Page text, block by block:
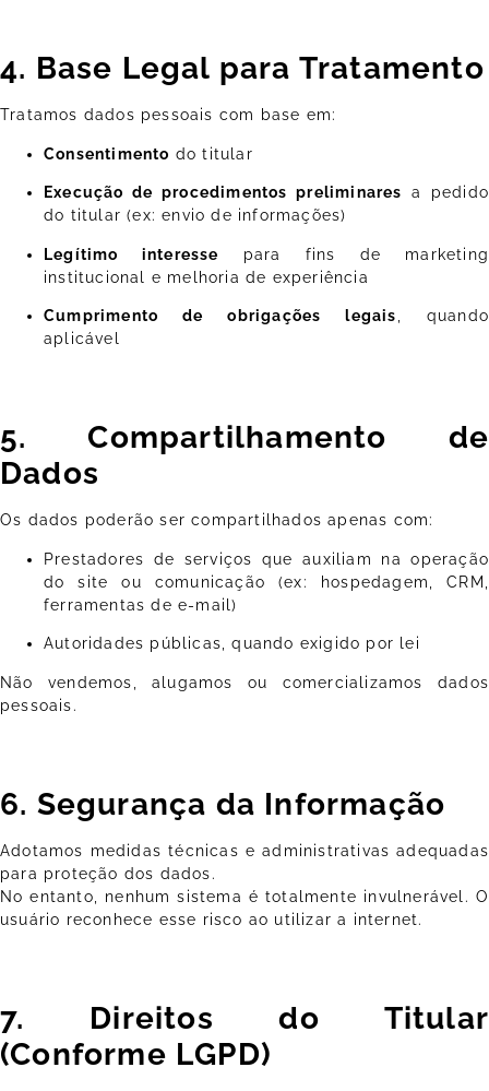
4. Base Legal para Tratamento
Tratamos dados pessoais com base em:
Consentimento do titular
Execução de procedimentos preliminares a pedido
do titular (ex: envio de informações)
Legítimo interesse para fins de marketing
institucional e melhoria de experiência
Cumprimento de obrigações legais
, quando
aplicável
5. Compartilhamento de
Dados
Os dados poderão ser compartilhados apenas com:
Prestadores de serviços que auxiliam na operação
do site ou comunicação (ex: hospedagem, CRM,
ferramentas de e-mail)
Autoridades públicas, quando exigido por lei
Não vendemos, alugamos ou comercializamos dados
pessoais.
6. Segurança da Informação
Adotamos medidas técnicas e administrativas adequadas
para proteção dos dados.
No entanto, nenhum sistema é totalmente invulnerável. O
usuário reconhece esse risco ao utilizar a internet.
7. Direitos do Titular
(Conforme LGPD)